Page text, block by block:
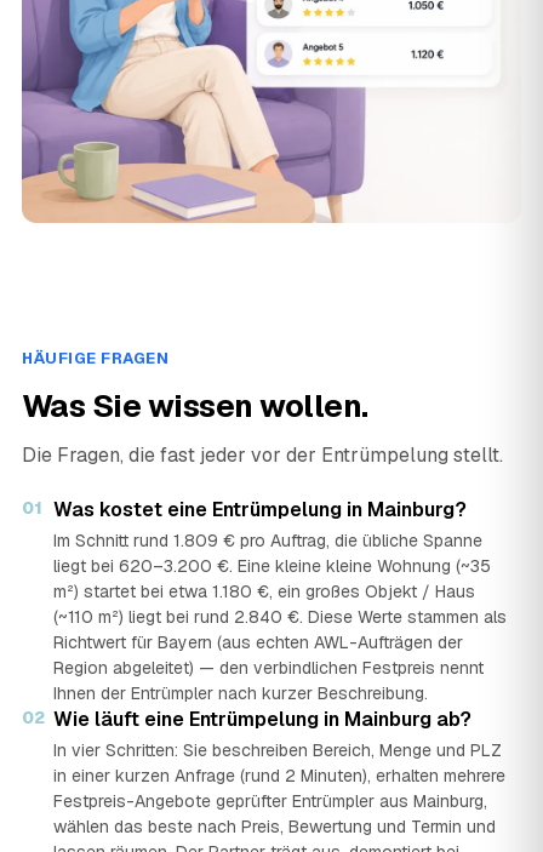
HÄUFIGE FRAGEN
Was Sie wissen wollen.
Die Fragen, die fast jeder vor der Entrümpelung stellt.
01 Was kostet eine Entrümpelung in Mainburg?
Im Schnitt rund 1.809 € pro Auftrag, die übliche Spanne
liegt bei 620–3.200 €. Eine kleine kleine Wohnung (~35
m²) startet bei etwa 1.180 €, ein großes Objekt / Haus
(~110 m²) liegt bei rund 2.840 €. Diese Werte stammen als
Richtwert für Bayern (aus echten AWL-Aufträgen der
Region abgeleitet) — den verbindlichen Festpreis nennt
Ihnen der Entrümpler nach kurzer Beschreibung.
02 Wie läuft eine Entrümpelung in Mainburg ab?
In vier Schritten: Sie beschreiben Bereich, Menge und PLZ
in einer kurzen Anfrage (rund 2 Minuten), erhalten mehrere
Festpreis-Angebote geprüfter Entrümpler aus Mainburg,
wählen das beste nach Preis, Bewertung und Termin und